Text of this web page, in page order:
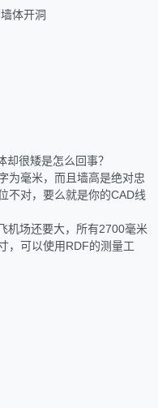
体开洞
很矮是怎么回事？
为毫米，而且墙高是绝对忠
不对，要么就是你的CAD线
机场还要大，所有2700毫米
，可以使用RDF的测量工